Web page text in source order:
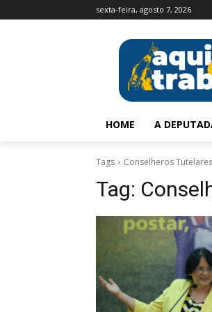
sexta-feira, agosto 7, 2026
HOME A
Tags Conselheros Tutelares
Tag: